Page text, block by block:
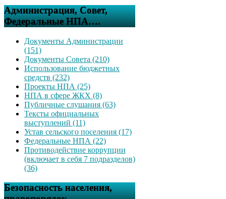
Администрация, Совет,
Федеральные НПА….
Документы Администрации
(151)
Документы Совета (210)
Использование бюджетных
средств (232)
Проекты НПА (25)
НПА в сфере ЖКХ (8)
Публичные слушания (63)
Тексты официальных
выступлений (11)
Устав сельского поселения (17)
Федеральные НПА (22)
Противодействие коррупции
(включает в себя 7 подразделов)
(36)
Безопасность населения,